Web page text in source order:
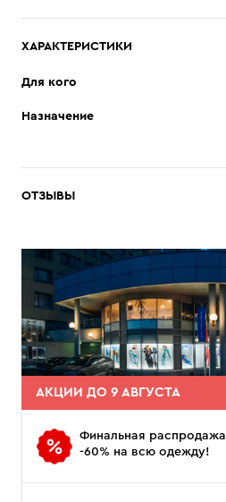
ХАРАКТЕРИСТИКИ
Для кого
Назначение
ОТЗЫВЫ
АКЦИИ ДО 9 АВГУСТА
Финальная распродажа
-60% на всю одежду!